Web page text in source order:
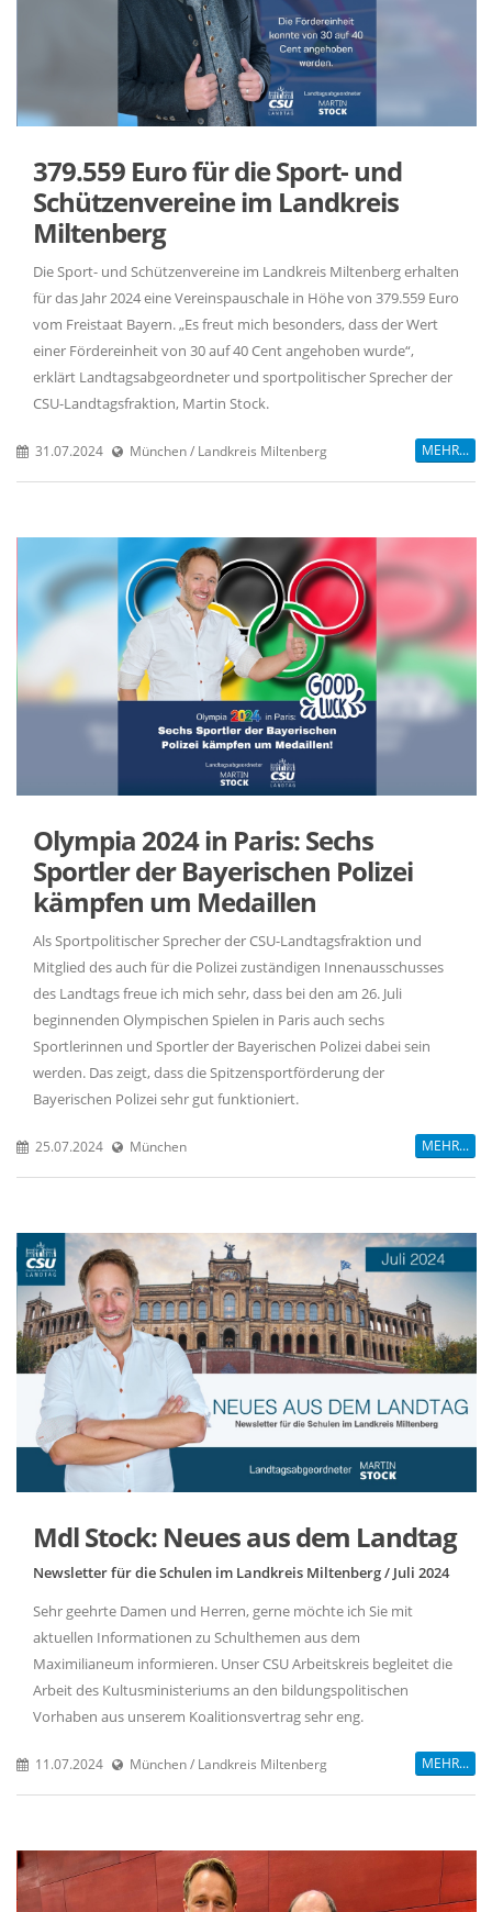
379.559 Euro für die Sport- und
Schützenvereine im Landkreis
Miltenberg
Die Sport- und Schützenvereine im Landkreis Miltenberg erhalten
für das Jahr 2024 eine Vereinspauschale in Höhe von 379.559 Euro
vom Freistaat Bayern. „Es freut mich besonders, dass der Wert
einer Fördereinheit von 30 auf 40 Cent angehoben wurde“,
erklärt Landtagsabgeordneter und sportpolitischer Sprecher der
CSU-Landtagsfraktion, Martin Stock.
31.07.2024 München / Landkreis Miltenberg MEHR...
Olympia 2024 in Paris: Sechs
Sportler der Bayerischen Polizei
kämpfen um Medaillen
Als Sportpolitischer Sprecher der CSU-Landtagsfraktion und
Mitglied des auch für die Polizei zuständigen Innenausschusses
des Landtags freue ich mich sehr, dass bei den am 26. Juli
beginnenden Olympischen Spielen in Paris auch sechs
Sportlerinnen und Sportler der Bayerischen Polizei dabei sein
werden. Das zeigt, dass die Spitzensportförderung der
Bayerischen Polizei sehr gut funktioniert.
25.07.2024 München MEHR...
Mdl Stock: Neues aus dem Landtag
Newsletter für die Schulen im Landkreis Miltenberg / Juli 2024
Sehr geehrte Damen und Herren, gerne möchte ich Sie mit
aktuellen Informationen zu Schulthemen aus dem
Maximilianeum informieren. Unser CSU Arbeitskreis begleitet die
Arbeit des Kultusministeriums an den bildungspolitischen
Vorhaben aus unserem Koalitionsvertrag sehr eng.
11.07.2024 München / Landkreis Miltenberg MEHR...